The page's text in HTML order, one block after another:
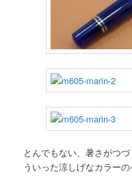
とんでもない、暑さがつ
ういった涼しげなカラーの